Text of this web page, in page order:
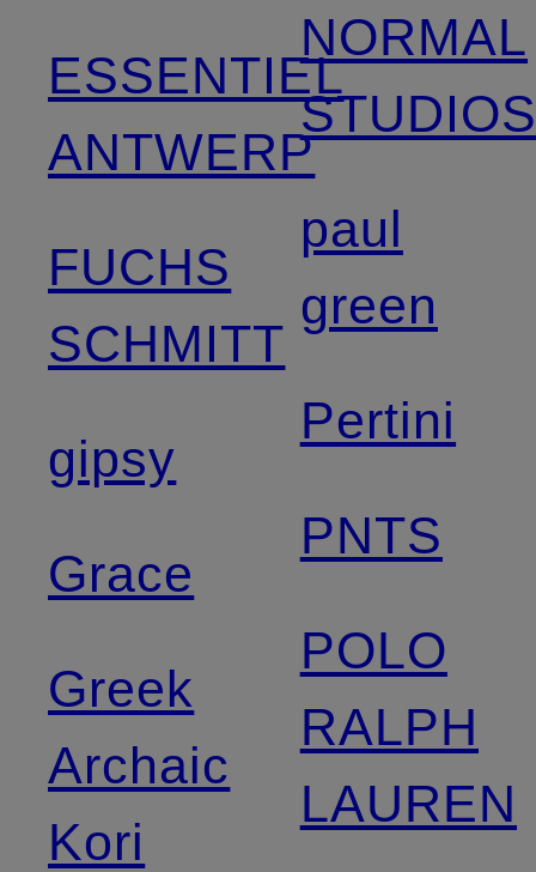
ESSENTIEL
ANTWERP
FUCHS
SCHMITT
gipsy
Grace
Greek
Archaic
Kori
NORMAL
paul
green
Pertini
PNTS
POLO
RALPH
LAUREN